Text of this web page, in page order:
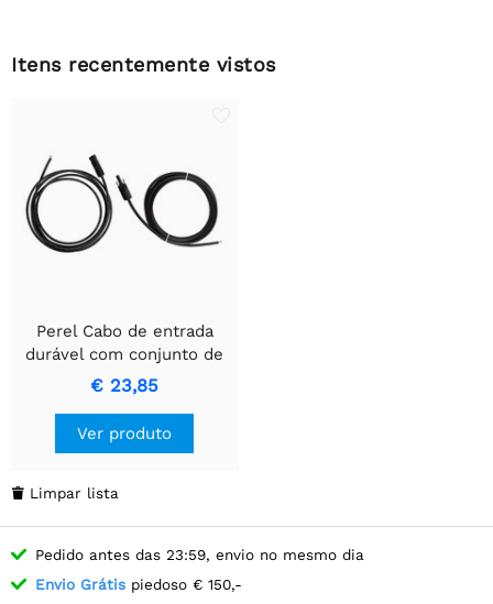
Itens recentemente vistos
Perel Cabo de entrada
durável com conjunto de
conectores (2 peças) para
conexão confiável.
€ 23,85
Ver produto
 Limpar lista
Pedido antes das 23:59, envio no mesmo dia
Envio Grátis piedoso € 150,-